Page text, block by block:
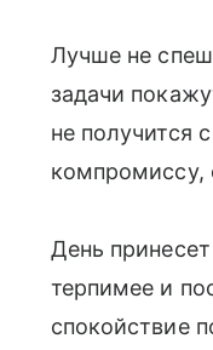
Лучше не
задачи
не получится
компромиссу,
День
терпимее и
спокойствие